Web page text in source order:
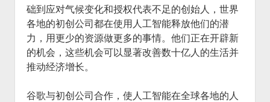
技术控
热门事件
福利福利
火星情报局
算娘区块链
础到应对气候变化和授权代表不足的创始人，世界
各地的初创公司都在使用人工智能释放他们的潜
力，用更少的资源做更多的事情。他们正在开辟新
的机会，这些机会可以显著改善数十亿人的生活并
推动经济增长。
谷歌与初创公司合作，使人工智能在全球各地的人